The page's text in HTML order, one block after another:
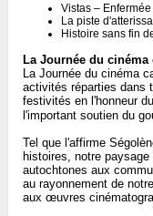
Vistas –
La piste
Histoire sans fin
La Journée du cinéma
La Journée du cinéma
activités réparties dans
festivités en l'honneur
l'important soutien du
Tel que l'affirme
histoires, notre
autochtones aux
au rayonnement de
aux œuvres